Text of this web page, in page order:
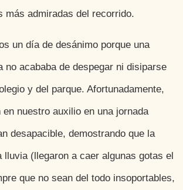
más admiradas del recorrido.
un día de desánimo porque una
no acababa de despegar ni disiparse
y del parque. Afortunadamente,
nuestro auxilio en una jornada
desapacible, demostrando que la
lluvia (llegaron a caer algunas gotas el
que no sean del todo insoportables,